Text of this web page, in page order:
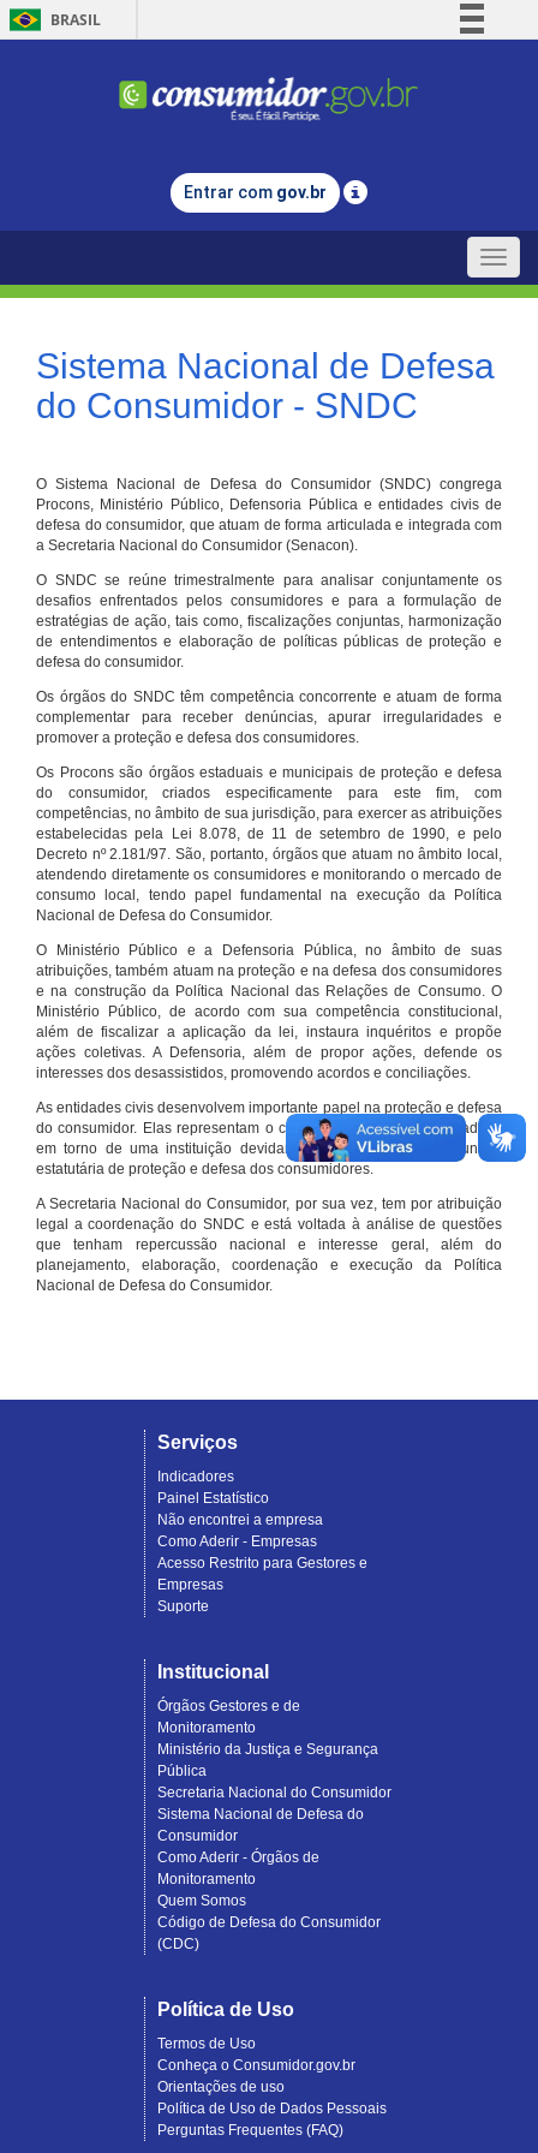
BRASIL
Comunica BR
Legislação
Entrar com gov.br
Toggle
Sistema Nacional de Defesa
do Consumidor - SNDC
O Sistema Nacional de Defesa do Consumidor (SNDC) congrega
Procons, Ministério Público, Defensoria Pública e entidades civis de
defesa do consumidor, que atuam de forma articulada e integrada com
a Secretaria Nacional do Consumidor (Senacon).
O SNDC se reúne trimestralmente para analisar conjuntamente os
desafios enfrentados pelos consumidores e para a formulação de
estratégias de ação, tais como, fiscalizações conjuntas, harmonização
de entendimentos e elaboração de políticas públicas de proteção e
defesa do consumidor.
Os órgãos do SNDC têm competência concorrente e atuam de forma
complementar para receber denúncias, apurar irregularidades e
promover a proteção e defesa dos consumidores.
Os Procons são órgãos estaduais e municipais de proteção e defesa
do consumidor, criados especificamente para este fim, com
competências, no âmbito de sua jurisdição, para exercer as atribuições
estabelecidas pela Lei 8.078, de 11 de setembro de 1990, e pelo
Decreto nº 2.181/97. São, portanto, órgãos que atuam no âmbito local,
atendendo diretamente os consumidores e monitorando o mercado de
consumo local, tendo papel fundamental na execução da Política
Nacional de Defesa do Consumidor.
O Ministério Público e a Defensoria Pública, no âmbito de suas
atribuições, também atuam na proteção e na defesa dos consumidores
e na construção da Política Nacional das Relações de Consumo. O
Ministério Público, de acordo com sua competência constitucional,
além de fiscalizar a aplicação da lei, instaura inquéritos e propõe
ações coletivas. A Defensoria, além de propor ações, defende os
interesses dos desassistidos, promovendo acordos e conciliações.
As entidades civis desenvolvem importante papel na proteção e defesa
do consumidor. Elas representam o conjunto organizado de cidadãos
em torno de uma instituição devidamente registrada e com função
estatutária de proteção e defesa dos consumidores.
A Secretaria Nacional do Consumidor, por sua vez, tem por atribuição
legal a coordenação do SNDC e está voltada à análise de questões
que tenham repercussão nacional e interesse geral, além do
planejamento, elaboração, coordenação e execução da Política
Nacional de Defesa do Consumidor.
Serviços
Indicadores
Painel Estatístico
Não encontrei a empresa
Como Aderir - Empresas
Acesso Restrito para Gestores e
Empresas
Suporte
Institucional
Órgãos Gestores e de
Monitoramento
Ministério da Justiça e Segurança
Pública
Secretaria Nacional do Consumidor
Sistema Nacional de Defesa do
Consumidor
Como Aderir - Órgãos de
Monitoramento
Quem Somos
Código de Defesa do Consumidor
(CDC)
Política de Uso
Termos de Uso
Conheça o Consumidor.gov.br
Orientações de uso
Política de Uso de Dados Pessoais
Perguntas Frequentes (FAQ)